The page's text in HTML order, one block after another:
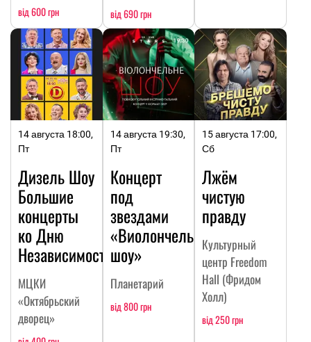
від 600 грн від 690 грн
14 августа 18:00,
Пт
Дизель Шоу
Большие
концерты
ко Дню
Независимости
МЦКИ
«Октябрьский
дворец»
14 августа 19:30,
Пт
Концерт
под
звездами
«Виолончельное
шоу»
Планетарий
від 800 грн
15 августа 17:00,
Сб
Лжём
чистую
правду
Культурный
центр Freedom
Hall (Фридом
Холл)
від 250 грн